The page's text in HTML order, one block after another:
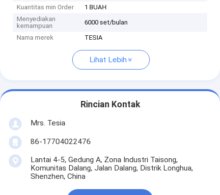
Kuantitas min Order
1 BUAH
Menyediakan
kemampuan
6000 set/bulan
Nama merek TESIA
Lihat Lebih
Rincian Kontak
Mrs. Tesia
86-17704022476
Lantai 4-5, Gedung A, Zona Industri Taisong,
Komunitas Dalang, Jalan Dalang, Distrik Longhua,
Shenzhen, China